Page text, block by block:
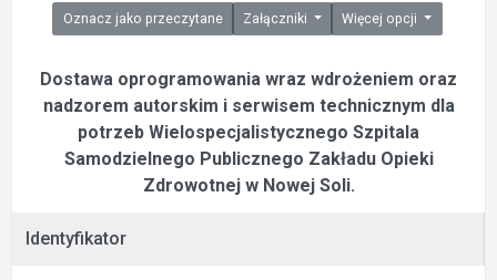
Oznacz jako przeczytane Załączniki Więcej opcji
Dostawa oprogramowania wraz wdrożeniem oraz
nadzorem autorskim i serwisem technicznym dla
potrzeb Wielospecjalistycznego Szpitala
Samodzielnego Publicznego Zakładu Opieki
Zdrowotnej w Nowej Soli.
Identyfikator